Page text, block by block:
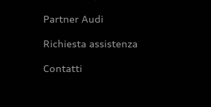
Partner Audi
Richiesta assistenza
Contatti